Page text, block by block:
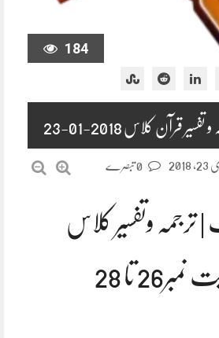
184
قرآن کلاس 2018-01-23
| ترجمہ وتفسیر کلاس
تا 28